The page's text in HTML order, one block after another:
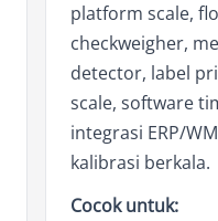
platform scale,
checkweigher,
detector, label
scale, software
integrasi ERP/
kalibrasi berkala.
Cocok untuk: